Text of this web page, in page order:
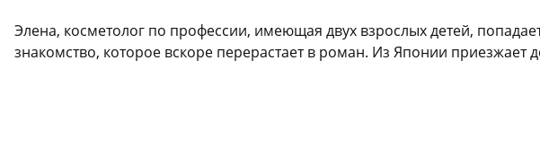
Элена, косметолог по профессии, имеющая двух взрослых детей,
знакомство, которое вскоре перерастает в роман. Из Японии